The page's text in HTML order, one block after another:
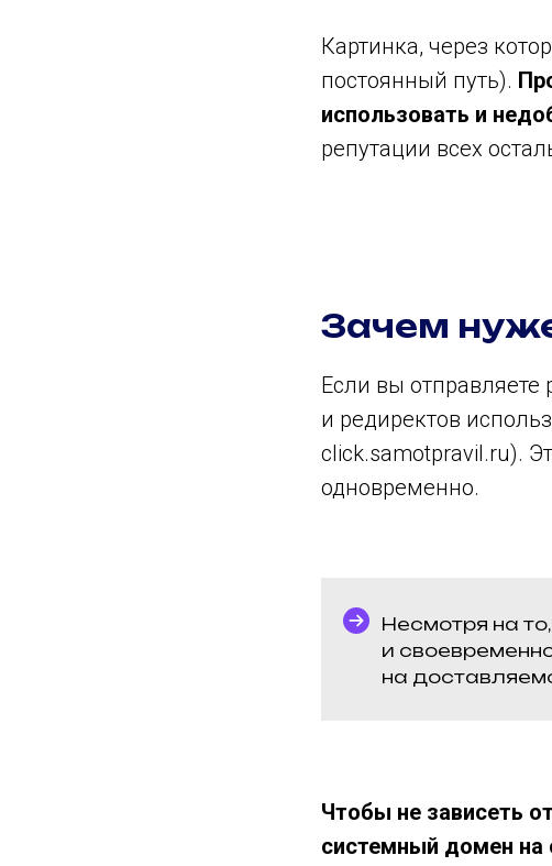
Картинка, через
постоянный путь).
использовать и
репутации всех
Зачем
Если вы
и редиректов
click.samotpravil.ru).
одновременно.
Несмотря на
и
на
Чтобы не зависеть
системный домен на